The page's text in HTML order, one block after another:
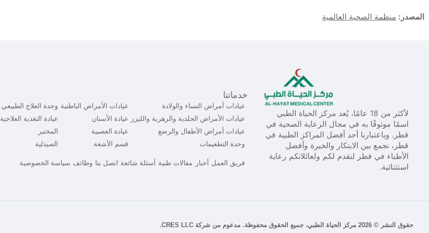
المصدر: منظمة الصحية العالمية
لأكثر من 18 عامًا، يُعد مركز الحياة الطبي
اسمًا موثوقًا به في مجال الرعاية الصحية في
قطر. وباعتبارنا أحد أفضل المراكز الطبية في
قطر، نجمع بين الابتكار والخبرة وأفضل
الأطباء في قطر لنقدم لكم ولعائلاتكم رعاية
استثنائية.
خدماتنا
عيادات أمراض النساء والولادة
عيادات الأمراض الجلدية والزهرية والليزر
عيادات أمراض الأطفال والرضع
وحدة التطعيمات
عيادات الأمراض الباطنية
عيادة الأسنان
عيادة العصبية
قسم الأشعة
وحدة العلاج الطبيعي
عيادة التغذية العلاجية
المختبر
الصيدلية
فريق العمل أخبار مقالات طبية أسئلة شائعة اتصل بنا وظائف سياسة الخصوصية
حقوق النشر © 2026 مركز الحياة الطبي، جميع الحقوق محفوظة. مدعوم من شركة CRES LLC .